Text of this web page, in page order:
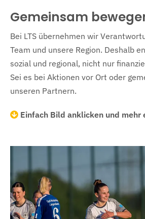
Gemeinsam
Bei LTS übernehmen wir
Team und unsere Region. Deshalb
sozial und regional, nicht nur
Sei es bei Aktionen vor Ort oder
unseren Partnern.
Einfach Bild anklicken und mehr